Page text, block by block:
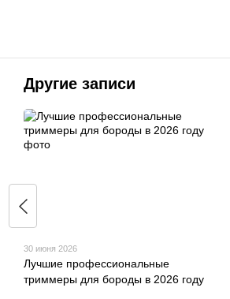
Другие записи
30 июня 2026
Лучшие профессиональные
триммеры для бороды в 2026 году